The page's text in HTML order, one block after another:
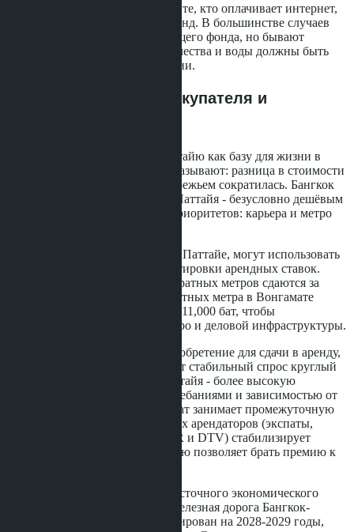
Коммунальные платежи: уточните, кто оплачивает интернет,
воду, электричество и общий фонд. В большинстве случаев
арендатор платит всё, кроме общего фонда, но бывают
исключения. Счётчики электричества и воды должны быть
сфотографированы при заселении.
Что это значит для покупателя и
Для тех, кто рассматривает Паттайю как базу для жизни в
Таиланде, цифры 2026 года показывают: разница в стоимости
аренды между столицей и побережьем сократилась. Бангкок
перестал быть недоступным, а Паттайя - безусловно дешёвым
вариантом. Выбор зависит от приоритетов: карьера и метро
Инвесторы, владеющие кондо в Паттайе, могут использовать
данные по Бангкоку для корректировки арендных ставок.
Если столичные студии 25 квадратных метров сдаются за
9,000 бат, ваша студия 32 квадратных метра в Вонгамате
должна стоить минимум 10,000-11,000 бат, чтобы
компенсировать отсутствие метро и деловой инфраструктуры.
Покупатели, планирующие приобретение для сдачи в аренду,
должны учитывать: Бангкок даёт стабильный спрос круглый
год, но низкую доходность. Паттайя - более высокую
доходность, но с сезонными колебаниями и зависимостью от
туристического потока. Вонгамат занимает промежуточную
позицию: спрос от долгосрочных арендаторов (экспаты,
пенсионеры, держатели виз LTR и DTV) стабилизирует
заполняемость, а близость к морю позволяет брать премию к
Инфраструктурные проекты Восточного экономического
коридора и высокоскоростная железная дорога Бангкок-
Паттайя, запуск которой запланирован на 2028-2029 годы,